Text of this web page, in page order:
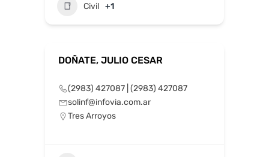
Civil +1
DOÑATE, JULIO CESAR
(2983) 427087 | (2983) 427087
solinf@infovia.com.ar
Tres Arroyos